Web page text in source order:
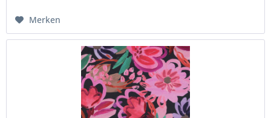
Merken